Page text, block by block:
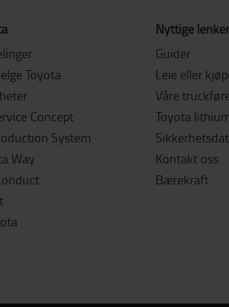
Toyota
Concept
System
Way
Nyttige lenker
Guider
Leie eller
Våre
Toyota
Kontakt oss
Bærekraft